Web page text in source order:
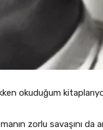
okuduğum
zorlu savaşını da